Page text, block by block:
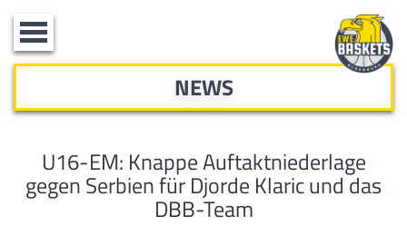
Toggle
navigation
NEWS
U16-EM: Knappe Auftaktniederlage
gegen Serbien für Djorde Klaric und das
DBB-Team